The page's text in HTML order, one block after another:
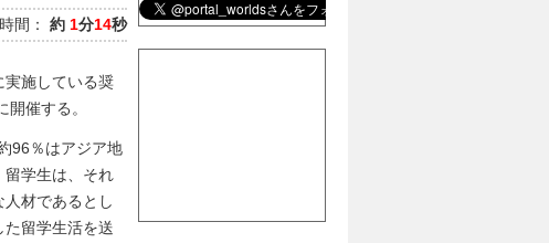
間： 約 1分14秒
実施している奨
催する。
96％はアジア地
留学生は、それ
材であるとし
留学生活を送